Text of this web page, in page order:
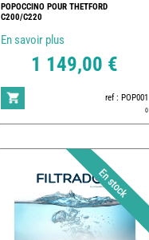
POPOCCINO POUR THETFORD
C200/C220
En savoir plus
1 149,00 €
ref : POP001
0